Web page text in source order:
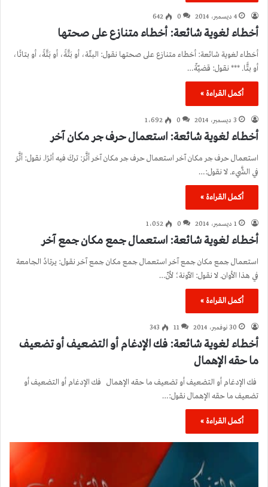
4 ديسمبر، 2014 0
642
أخطاء لغوية شائعة: أخطاء متنازع على صحتها
أخطاء لغوية شائعة: أخطاء متنازع على صحتها نقول: البتّة، أو بَتَّةً، أو بَتَّةً، أو بتاتًا،
أو بتًّا. *** نقول: قضيّةٌ…
أكمل القراءة »
3 ديسمبر، 2014 0 1٬692
أخطاء لغوية شائعة: استعمال حرف جر مكان آخر
استعمال حرف جر مكان آخر استعمال حرف جر مكان آخر أثَّرَ: تركَ فيه أثرًا. نقول: أثَّرَ
في الشَّيء. لا نقول:…
أكمل القراءة »
1 ديسمبر، 2014 0 1٬052
أخطاء لغوية شائعة: استعمال جمع مكان جمع آخر
استعمال جمع مكان جمع آخر استعمال جمع مكان جمع آخر نقول: يرتادُ الجامعة
في هذا الأوان. لا نقول: الآونة؛ لأنّ…
أكمل القراءة »
30 نوفمبر، 2014 11
343
أخطاء لغوية شائعة: فك الإدغام أو التضعيف أو تضعيف
ما حقه الإهمال
فك الإدغام أو التضعيف أو تضعيف ما حقه الإهمال فك الإدغام أو التضعيف أو
تضعيف ما حقه الإهمال نقول:…
أكمل القراءة »